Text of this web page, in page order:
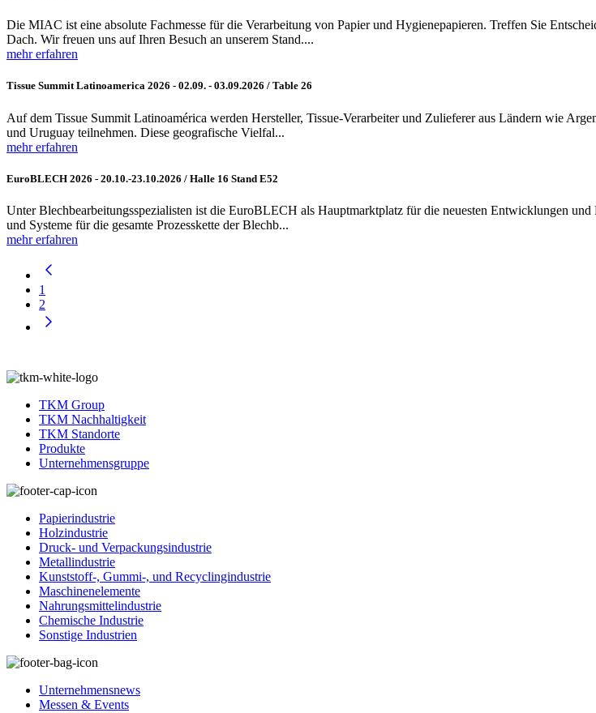
Die MIAC ist eine absolute Fachmesse für die Verarbeitung von Papier und Hygienepapieren. Treffen Sie
Dach. Wir freuen uns auf Ihren Besuch an unserem Stand....
mehr erfahren
Tissue Summit Latinoamerica 2026 - 02.09. - 03.09.2026 / Table 26
Auf dem Tissue Summit Latinoamérica werden Hersteller, Tissue-Verarbeiter und Zulieferer aus Ländern wie
und Uruguay teilnehmen. Diese geografische Vielfal...
mehr erfahren
EuroBLECH 2026 - 20.10.-23.10.2026 / Halle 16 Stand E52
Unter Blechbearbeitungsspezialisten ist die EuroBLECH als Hauptmarktplatz für die neuesten Entwicklungen
und Systeme für die gesamte Prozesskette der Blechb...
mehr erfahren
1
2
TKM Group
TKM Nachhaltigkeit
TKM Standorte
Produkte
Unternehmensgruppe
Papierindustrie
Holzindustrie
Druck- und Verpackungsindustrie
Metallindustrie
Kunststoff-, Gummi-, und Recyclingindustrie
Maschinenelemente
Nahrungsmittelindustrie
Chemische Industrie
Sonstige Industrien
Unternehmensnews
Messen & Events